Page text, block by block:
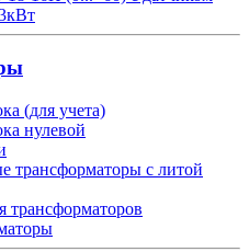
(для учета)
нулевой
трансформаторы с литой
трансформаторов